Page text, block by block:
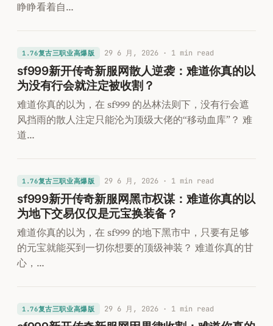
睁睁看着自…
1.76复古三职业高爆版 29 6 月, 2026· 1 min read
sf999新开传奇新服网散人逆袭：难道你真的以
为没有行会就注定被收割？
难道你真的以为，在 sf999 的丛林法则下，没有行会遮
风挡雨的散人注定只能沦为顶级大佬的“移动血库”？ 难
道…
1.76复古三职业高爆版 29 6 月, 2026· 1 min read
sf999新开传奇新服网黑市权谋：难道你真的以
为地下交易仅仅是元宝换装备？
难道你真的以为，在 sf999 的地下黑市中，只要有足够
的元宝就能买到一切你想要的顶级神装？ 难道你真的甘
心，…
1.76复古三职业高爆版 29 6 月, 2026· 1 min read